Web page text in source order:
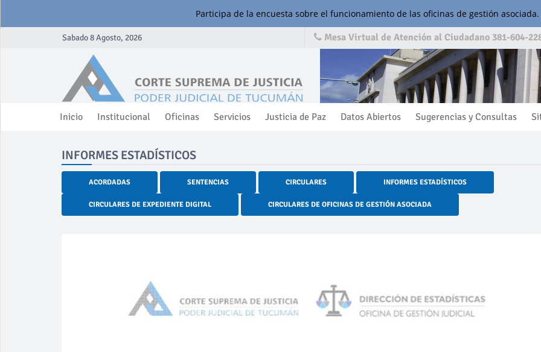
Participa de la encuesta sobre el funcionamiento de las oficinas de gestión asociada.
Sabado 8 Agosto, 2026 Mesa Virtual de Atención al Ciudadano 381-604-
Inicio Institucional Oficinas Servicios Justicia de Paz Datos Abiertos Sugerencias y Consultas
INFORMES ESTADÍSTICOS
ACORDADAS SENTENCIAS CIRCULARES INFORMES ESTADÍSTICOS
CIRCULARES DE EXPEDIENTE DIGITAL CIRCULARES DE OFICINAS DE GESTIÓN ASOCIADA